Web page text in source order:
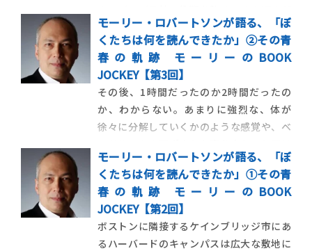
高校生だった「先輩」はレックスロス本人
に出会い、多大な影響を受け、1983年にモ
ーリー・ロバートソンに世界最高級の大麻
を提供した。 仏教アナキ […]
モーリー・ロバートソンが語る、「ぼ
くたちは何を読んできたか」②その青
春の軌跡 モーリーのBOOK
JOCKEY【第3回】
その後、1時間だったのか2時間だったの
か、わからない。あまりに強烈な、体が
徐々に分解していくかのような感覚や、ベ
て4階から外に飛び出してしまうのではない
かという不安、重力が「切れて」しまい、
結果天井に「落ちる」という恐怖に苛ま
れ、両手でベッドのスプリングを感じる
[…]
モーリー・ロバートソンが語る、「ぼ
くたちは何を読んできたか」①その青
春の軌跡 モーリーのBOOK
JOCKEY【第2回】
ボストンに隣接するケインブリッジ市にあ
るハーバードのキャンパスは広大な敷地に